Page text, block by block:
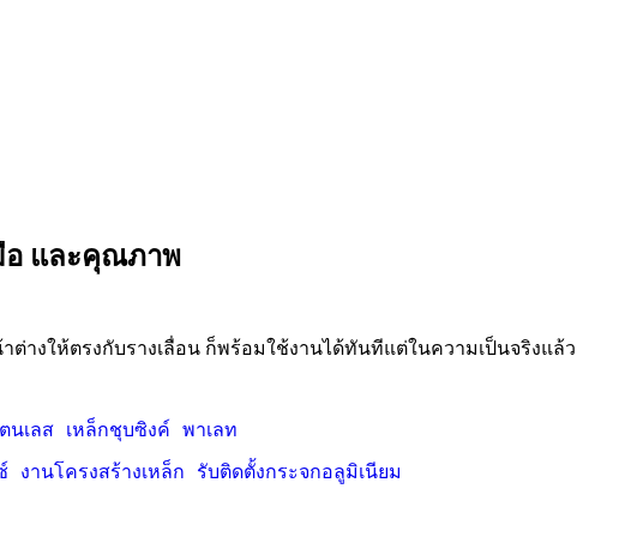
อ และคุณภาพ
ต่างให้ตรงกับรางเลื่อน ก็พร้อมใช้งานได้ทันทีแต่ในความเป็นจริงแล้ว
นเลส เหล็กชุบซิงค์ พาเลท
งานโครงสร้างเหล็ก รับติดตั้งกระจกอลูมิเนียม